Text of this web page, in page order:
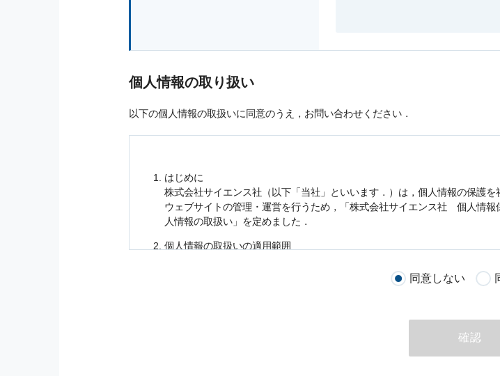
個人情報の取り扱い
以下の個人情報の取扱いに同意のうえ，お問い合わせください．
はじめに
株式会社サイエンス社（以下「当社」といいます．）は，個人情報の保護を
ウェブサイトの管理・運営を行うため，「株式会社サイエンス社 個人情報
人情報の取扱い」を定めました．
個人情報の取扱いの適用範囲
個人情報 個人情報
の他に，以下の各号に定める目的のために利用することがあります．
本サービスの提供または以下に定める目的以外に，当社はお客様の個人情報
同意しない
確認